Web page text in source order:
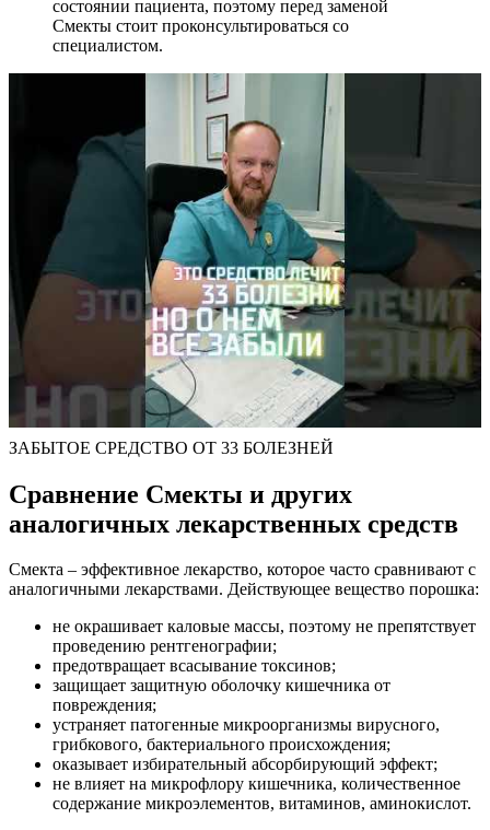
состоянии пациента, поэтому перед заменой
Смекты стоит проконсультироваться со
специалистом.
ЗАБЫТОЕ СРЕДСТВО ОТ 33 БОЛЕЗНЕЙ
Сравнение Смекты и других
аналогичных лекарственных средств
Смекта – эффективное лекарство, которое часто сравнивают с
аналогичными лекарствами. Действующее вещество порошка:
не окрашивает каловые массы, поэтому не препятствует
проведению рентгенографии;
предотвращает всасывание токсинов;
защищает защитную оболочку кишечника от
повреждения;
устраняет патогенные микроорганизмы вирусного,
грибкового, бактериального происхождения;
оказывает избирательный абсорбирующий эффект;
не влияет на микрофлору кишечника, количественное
содержание микроэлементов, витаминов, аминокислот.